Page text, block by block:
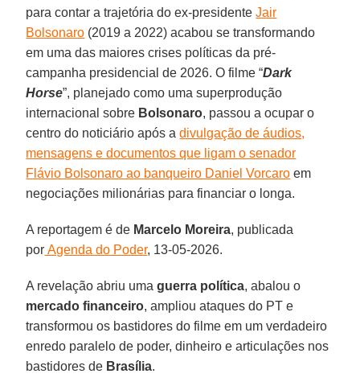
para contar a trajetória do ex-presidenteJair
Bolsonaro (2019 a 2022) acabou se transformando
em uma das maiores crises políticas da pré-
campanha presidencial de 2026. O filme “Dark
Horse”, planejado como uma superprodução
internacional sobre Bolsonaro, passou a ocupar o
centro do noticiário após adivulgação de áudios,
mensagens e documentos que ligam o senador
Flávio Bolsonaro ao banqueiro Daniel Vorcaro em
negociações milionárias para financiar o longa.
A reportagem é de Marcelo Moreira, publicada
por Agenda do Poder, 13-05-2026.
A revelação abriu umaguerra política, abalou o
mercado financeiro, ampliou ataques do PT e
transformou os bastidores do filme em um verdadeiro
enredo paralelo de poder, dinheiro e articulações nos
bastidores de Brasília.